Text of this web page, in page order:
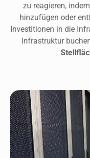
zu reagieren,
hinzufügen oder
Investitionen in die
Infrastruktur